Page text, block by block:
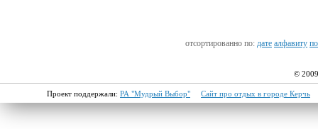
отсортированно по: дате алфавиту
©
Проект поддержали: РА "Мудрый Выбор" Сайт про отдых в городе Керчь